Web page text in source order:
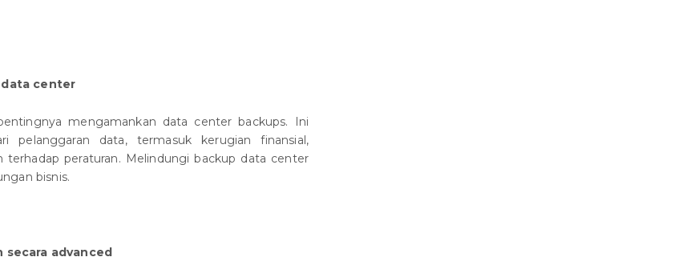
data center
mengamankan data center backups. Ini
pelanggaran data, termasuk kerugian finansial,
terhadap peraturan. Melindungi backup data center
bisnis.
secara advanced